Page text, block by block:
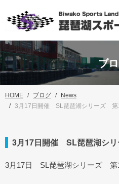
ブ
HOME ブログ
News
3月17日開催 SL琵琶湖シリーズ
3月17日開催 SL琵琶湖シ
3月17日 SL琵琶湖シリーズ 第